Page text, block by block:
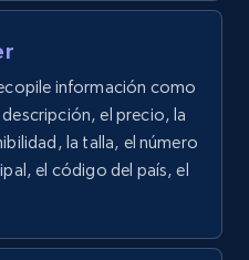
información como
el precio, la
la talla, el número
el código del país, el